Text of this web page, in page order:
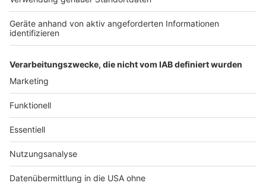
selbst kann an der ehemaligen Fernbandtrasse
zwischen dem Tagebau Hambach und dem früheren
Tagebau in Bergheim nicht selber eingreifen, weil ihr
die Fläche nicht gehört.
Anzeige
Anzeige